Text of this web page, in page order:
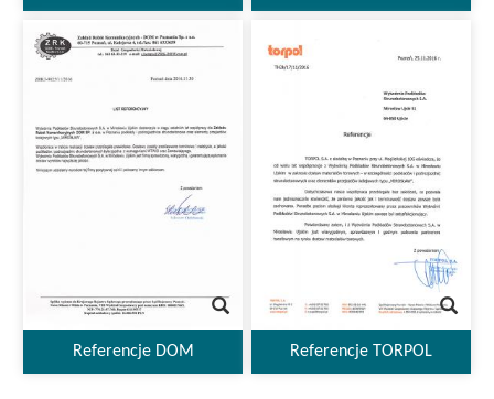
Referencje DOM Referencje TORPOL